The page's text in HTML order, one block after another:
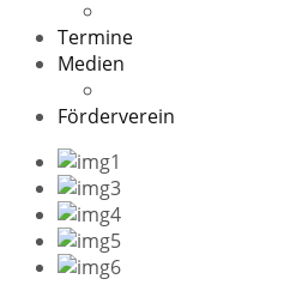
Termine
Medien
Förderverein